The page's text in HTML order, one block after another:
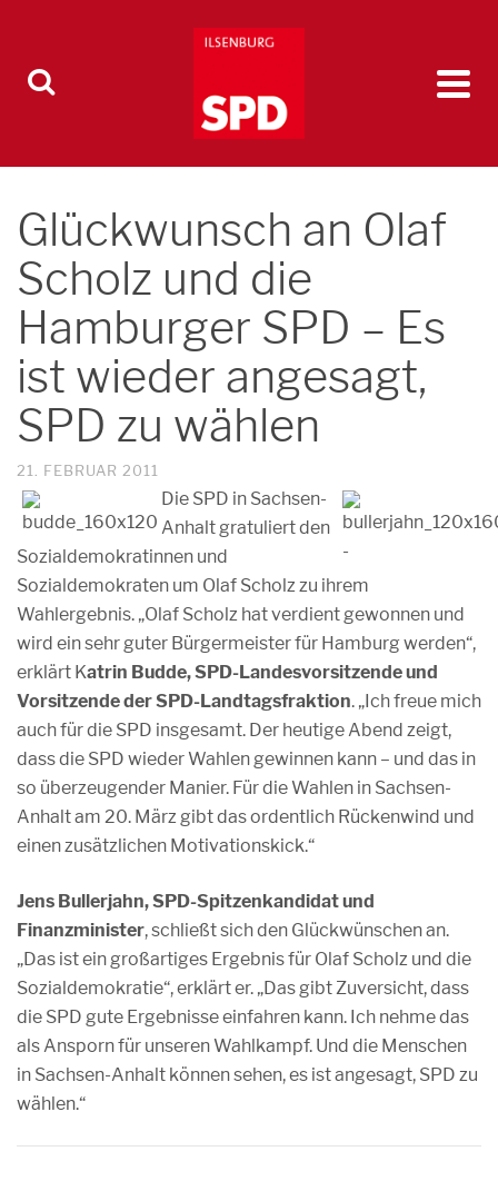
Glückwunsch an Olaf
Scholz und die
Hamburger SPD – Es
ist wieder angesagt,
SPD zu wählen
21. FEBRUAR 2011
Die SPD in Sachsen-
Anhalt gratuliert den
Sozialdemokratinnen und
Sozialdemokraten um Olaf Scholz zu ihrem
Wahlergebnis. „Olaf Scholz hat verdient gewonnen und
wird ein sehr guter Bürgermeister für Hamburg werden“,
erklärt Katrin Budde, SPD-Landesvorsitzende und
Vorsitzende der SPD-Landtagsfraktion. „Ich freue mich
auch für die SPD insgesamt. Der heutige Abend zeigt,
dass die SPD wieder Wahlen gewinnen kann – und das in
so überzeugender Manier. Für die Wahlen in Sachsen-
Anhalt am 20. März gibt das ordentlich Rückenwind und
einen zusätzlichen Motivationskick.“
Jens Bullerjahn, SPD-Spitzenkandidat und
Finanzminister, schließt sich den Glückwünschen an.
„Das ist ein großartiges Ergebnis für Olaf Scholz und die
Sozialdemokratie“, erklärt er. „Das gibt Zuversicht, dass
die SPD gute Ergebnisse einfahren kann. Ich nehme das
als Ansporn für unseren Wahlkampf. Und die Menschen
in Sachsen-Anhalt können sehen, es ist angesagt, SPD zu
wählen.“